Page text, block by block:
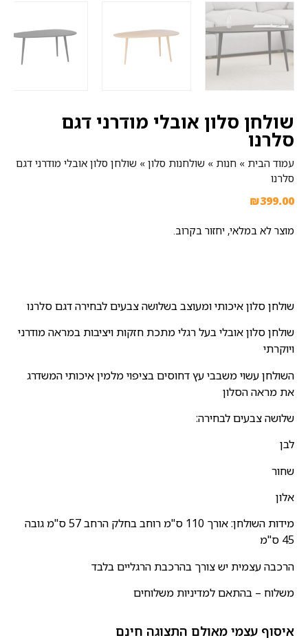
שולחן סלון אובלי מודרני דגם
סלרנו
עמוד הבית » חנות » שולחנות סלון » שולחן סלון אובלי מודרני דגם
סלרנו
שולחן סלון איכותי ומעוצב בשלושה צבעים לבחירה דגם סלרנו
שולחן סלון אובלי בעל רגלי מתכת חזקות ויציבות במראה מודרני
ויוקרתי
השולחן עשוי משבבי עץ דחוסים בציפוי מלמין איכותי המשדרג
את מראה הסלון
שלושה צבעים לבחירה:
לבן
שחור
אלון
מידות השולחן: אורך 110 ס"מ רוחב בחלק הרחב 57 ס"מ גובה
45 ס"מ
הרכבה עצמית יש צורך בהרכבת הרגליים בלבד
משלוח – בהתאם למדיניות משלוחים
₪399.00
מוצר לא במלאי, יחזור בקרוב.
איסוף עצמי מאולם התצוגה חינם